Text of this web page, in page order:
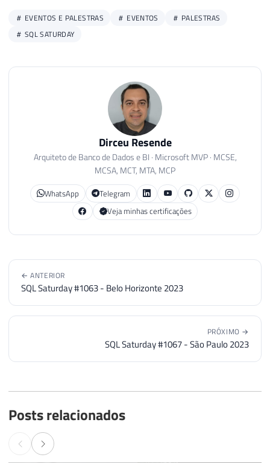
EVENTOS E PALESTRAS EVENTOS
PALESTRAS
SQL SATURDAY
Dirceu Resende
Arquiteto de Banco de Dados e BI · Microsoft MVP · MCSE,
MCSA, MCT, MTA, MCP
WhatsApp
Telegram
Veja minhas certificações
← ANTERIOR
SQL Saturday #1063 - Belo Horizonte 2023
PRÓXIMO →
SQL Saturday #1067 - São Paulo 2023
Posts relacionados